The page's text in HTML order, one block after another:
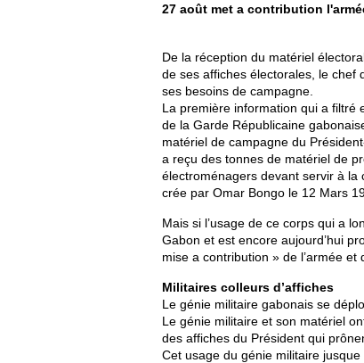
27 août met a contribution
De la réception du matériel
de ses affiches électorales, le chef
ses besoins de campagne.
La première information qui a filtré
de la Garde Républicaine
matériel de campagne du
a reçu des tonnes de matériel de
électroménagers devant servir à la
crée par Omar Bongo le 12 Mars
Mais si l’usage de ce corps qui a
Gabon et est encore aujourd’hui
mise a contribution » de l’armée
Militaires colleurs d’affiches
Le génie militaire gabonais se
Le génie militaire et son matériel
des affiches du Président qui
Cet usage du génie militaire